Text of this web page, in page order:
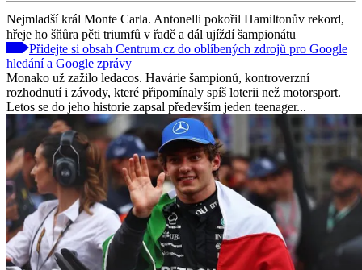
Nejmladší král Monte Carla. Antonelli pokořil Hamiltonův rekord,
hřeje ho šňůra pěti triumfů v řadě a dál ujíždí šampionátu
Přidejte si obsah Centrum.cz do oblíbených zdrojů pro Google
hledání a Google zprávy
Monako už zažilo ledacos. Havárie šampionů, kontroverzní
rozhodnutí i závody, které připomínaly spíš loterii než motorsport.
Letos se do jeho historie zapsal především jeden teenager...